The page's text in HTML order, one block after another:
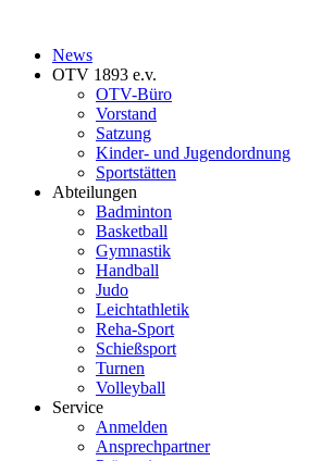
News
OTV 1893 e.v.
OTV-Büro
Vorstand
Satzung
Kinder- und Jugendordnung
Sportstätten
Abteilungen
Badminton
Basketball
Gymnastik
Handball
Judo
Leichtathletik
Reha-Sport
Schießsport
Turnen
Volleyball
Service
Anmelden
Ansprechpartner